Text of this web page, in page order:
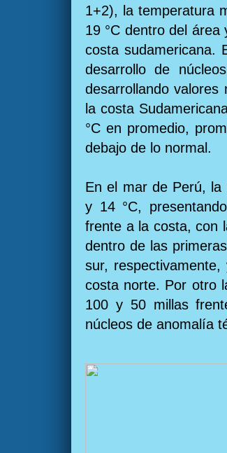
1+2), la temperatura
19 °C dentro del área
costa sudamericana.
desarrollo de
desarrollando valores
la costa
°C en promedio,
debajo de lo normal.
En el mar de Perú, la
y 14 °C,
frente a la costa, con
dentro de las
sur,
costa norte. Por otro
100 y 50 millas
núcleos de anomalía